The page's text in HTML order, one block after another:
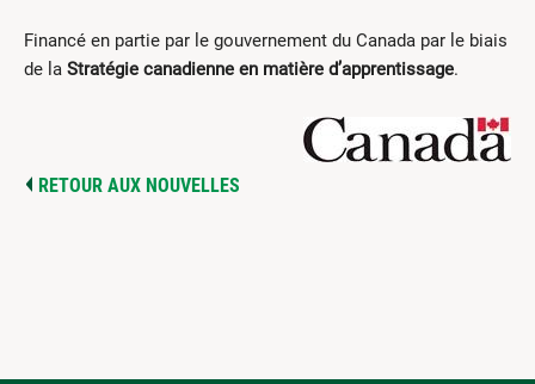
Financé en partie par le gouvernement du Canada par le biais
de la Stratégie canadienne en matière d’apprentissage.
RETOUR AUX NOUVELLES